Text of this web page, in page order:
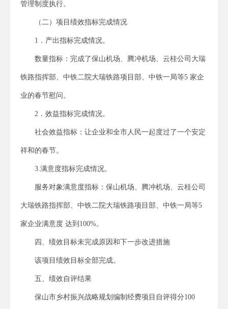
管理制度执行。
（二）项目绩效指标完成情况
1．产出指标完成情况。
数量指标：完成了保山机场、腾冲机场、云桂公司大瑞
铁路指挥部、中铁二院大瑞铁路项目部、中铁一局等5 家企
业的春节慰问。
2．效益指标完成情况。
社会效益指标：让企业和全市人民一起度过了一个安定
祥和的春节。
3.满意度指标完成情况。
服务对象满意度指标：保山机场、腾冲机场、云桂公司
大瑞铁路指挥部、中铁二院大瑞铁路项目部、中铁一局等5
家企业满意度 达到100%。
四、绩效目标未完成原因和下一步改进措施
该项目绩效目标全部完成。
五、绩效自评结果
保山市乡村振兴战略规划编制经费项目自评得分100